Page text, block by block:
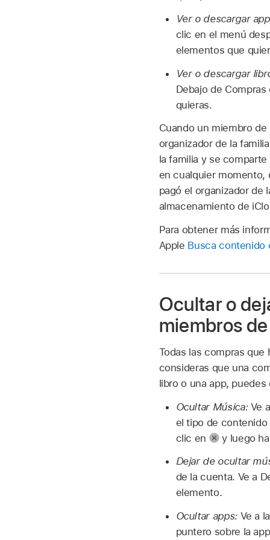
Ver o descargar
clic en el menú
elementos que
Ver o descargar
Debajo de
quieras.
Cuando un miembro
organizador de la
la familia y se
en cualquier momento,
pagó el organizador de
almacenamiento de
Para obtener más
Apple Busca contenido
Ocultar o
miembros
Todas las compras
consideras que una
libro o una app,
Ocultar Música:Ve
el tipo de
clic en
y luego
Dejar de ocultar
de la cuenta. Ve a
elemento.
Ocultar apps:Ve a
puntero sobre la